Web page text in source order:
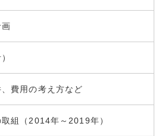
費用の考え方など
組（2014年～2019年）